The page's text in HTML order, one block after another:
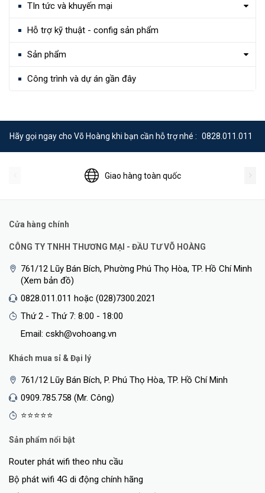
TIn tức và khuyến mại
Hỗ trợ kỹ thuật - config sản phẩm
Sản phẩm
Công trình và dự án gần đây
Hãy gọi ngay cho Võ Hoàng khi bạn cần hỗ trợ nhé : 0828.011.011
Giao hàng toàn quốc
Cửa hàng chính
CÔNG TY TNHH THƯƠNG MẠI - ĐẦU TƯ VÕ HOÀNG
761/12 Lũy Bán Bích, Phường Phú Thọ Hòa, TP. Hồ Chí Minh
(Xem bản đồ)
0828.011.011 hoặc (028)7300.2021
Thứ 2 - Thứ 7: 8:00 - 18:00
Email: cskh@vohoang.vn
Khách mua sỉ & Đại lý
761/12 Lũy Bán Bích, P. Phú Thọ Hòa, TP. Hồ Chí Minh
0909.785.758 (Mr. Công)
⭐⭐⭐⭐⭐
Sản phẩm nổi bật
Router phát wifi theo nhu cầu
Bộ phát wifi 4G di động chính hãng